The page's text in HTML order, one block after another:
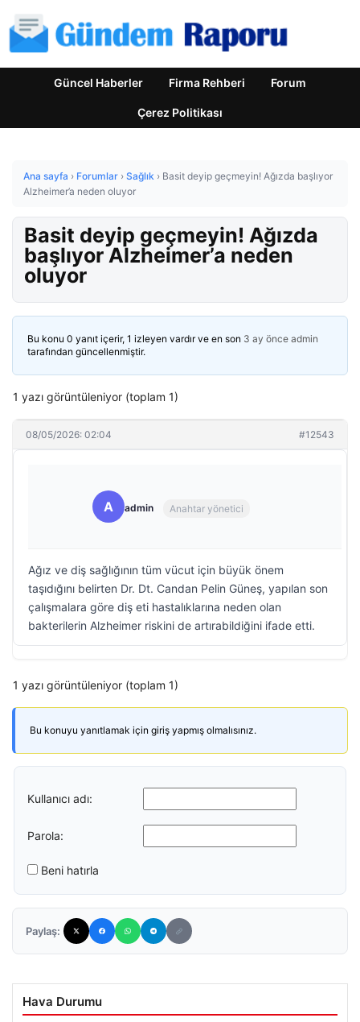
Güncel Haberler Firma Rehberi Forum
Çerez Politikası
Ana sayfa › Forumlar › Sağlık › Basit deyip geçmeyin! Ağızda başlıyor
Alzheimer’a neden oluyor
Basit deyip geçmeyin! Ağızda
başlıyor Alzheimer’a neden
oluyor
Bu konu 0 yanıt içerir, 1 izleyen vardır ve en son 3 ay önce admin
tarafından güncellenmiştir.
1 yazı görüntüleniyor (toplam 1)
08/05/2026: 02:04 #12543
A admin Anahtar yönetici
Ağız ve diş sağlığının tüm vücut için büyük önem
taşıdığını belirten Dr. Dt. Candan Pelin Güneş, yapılan son
çalışmalara göre diş eti hastalıklarına neden olan
bakterilerin Alzheimer riskini de artırabildiğini ifade etti.
1 yazı görüntüleniyor (toplam 1)
Bu konuyu yanıtlamak için giriş yapmış olmalısınız.
Kullanıcı adı:
Parola:
Beni hatırla
Paylaş:
Hava Durumu